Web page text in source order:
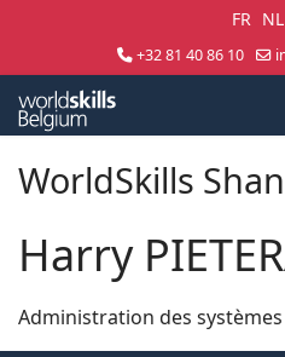
FR NL
+32 81 40 86 10
WorldSkills
Harry
Administration des